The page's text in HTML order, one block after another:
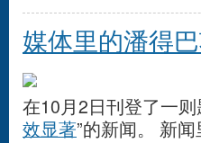
媒体里的潘得
在10月2日刊登了一则
效显著”的新闻。 新闻